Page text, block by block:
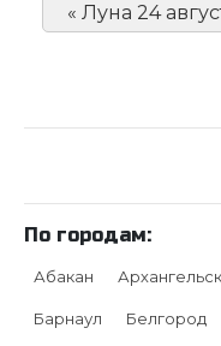
« Луна 24
По городам:
Абакан Архангельск
Барнаул Белгород